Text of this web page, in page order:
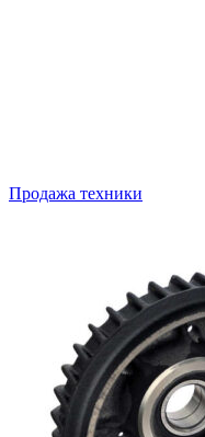
Продажа техники